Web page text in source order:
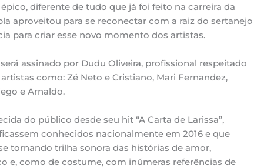
diferente de tudo que já foi feito na carreira da
aproveitou para se reconectar com a raiz do sertanejo
para criar esse novo momento dos artistas.
assinado por Dudu Oliveira, profissional respeitado
como: Zé Neto e Cristiano, Mari Fernandez,
e Arnaldo.
do público desde seu hit “A Carta de Larissa”,
conhecidos nacionalmente em 2016 e que
tornando trilha sonora das histórias de amor,
e, como de costume, com inúmeras referências de